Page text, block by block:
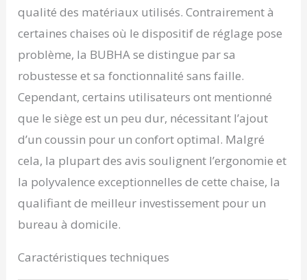
qualité des matériaux utilisés. Contrairement à
certaines chaises où le dispositif de réglage pose
problème, la BUBHA se distingue par sa
robustesse et sa fonctionnalité sans faille.
Cependant, certains utilisateurs ont mentionné
que le siège est un peu dur, nécessitant l’ajout
d’un coussin pour un confort optimal. Malgré
cela, la plupart des avis soulignent l’ergonomie et
la polyvalence exceptionnelles de cette chaise, la
qualifiant de meilleur investissement pour un
bureau à domicile.
Caractéristiques techniques